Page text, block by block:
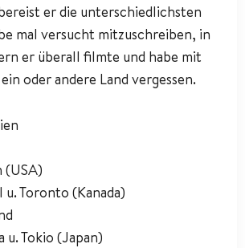
er die unterschiedlichsten
mal versucht mitzuschreiben, in
er überall filmte und habe mit
oder andere Land vergessen.
Toronto (Kanada)
u. Tokio (Japan)